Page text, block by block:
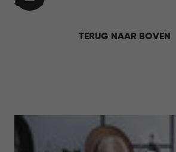
€
€ 14,95
TERUG NAAR BOVEN